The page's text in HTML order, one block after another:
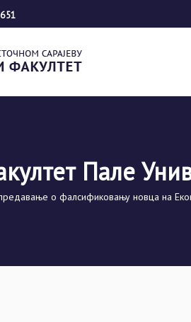
Пале
предавање о фалсификовању новца на